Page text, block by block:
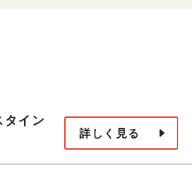
タイン
詳しく見る